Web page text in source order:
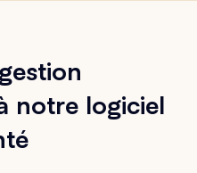
notre logiciel